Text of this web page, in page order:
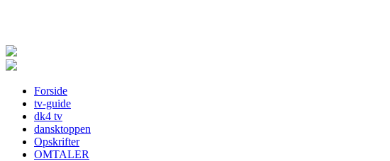
Forside
tv-guide
dk4 tv
dansktoppen
Opskrifter
OMTALER